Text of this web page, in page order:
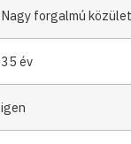
Nagy forgalmú
35 év
igen